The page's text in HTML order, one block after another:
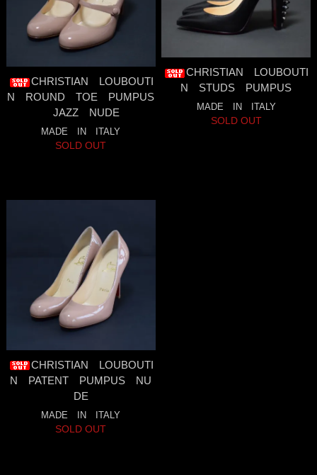
CHRISTIAN LOUBOUTI
N ROUND TOE PUMPUS
JAZZ NUDE
MADE IN ITALY
SOLD OUT
CHRISTIAN LOUBOUTI
N STUDS PUMPUS
MADE IN ITALY
SOLD OUT
CHRISTIAN LOUBOUTI
N PATENT PUMPUS NU
DE
MADE IN ITALY
SOLD OUT